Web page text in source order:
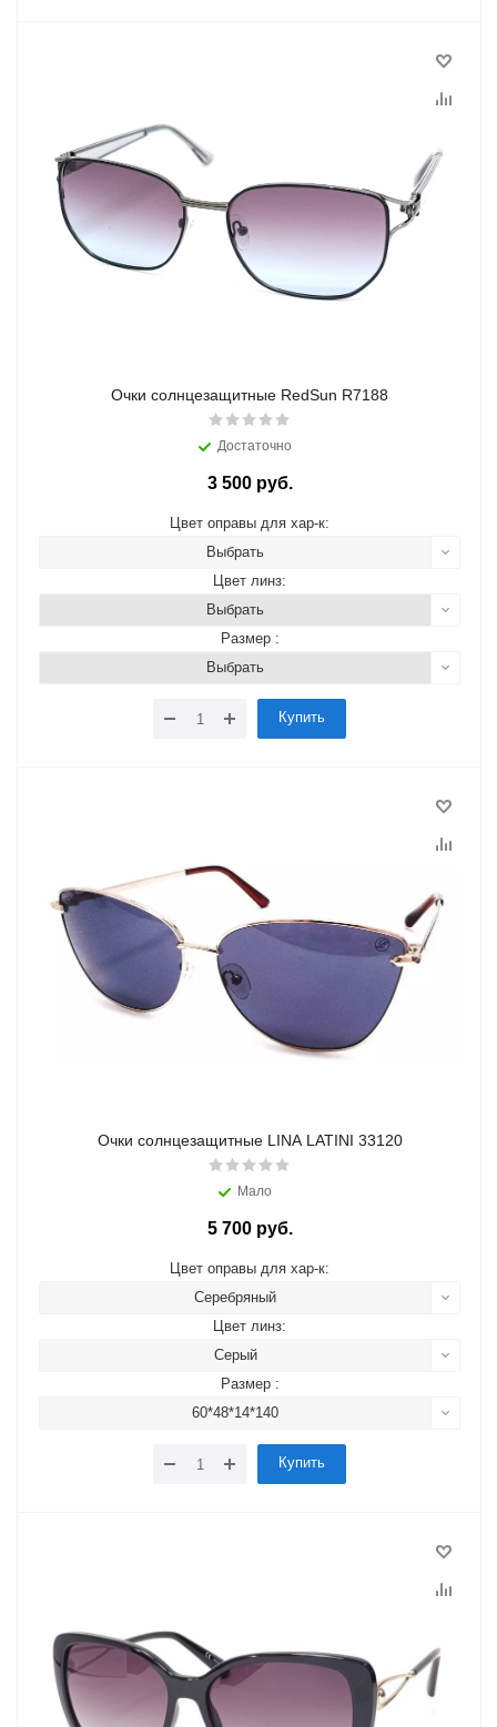
Очки солнцезащитные RedSun R7188
Достаточно
3 500 руб.
Цвет оправы для хар-к:
Выбрать
Цвет линз:
Выбрать
Размер :
Выбрать
Купить
Очки солнцезащитные LINA LATINI 33120
Мало
5 700 руб.
Цвет оправы для хар-к:
Серебряный
Цвет линз:
Серый
Размер :
60*48*14*140
Купить